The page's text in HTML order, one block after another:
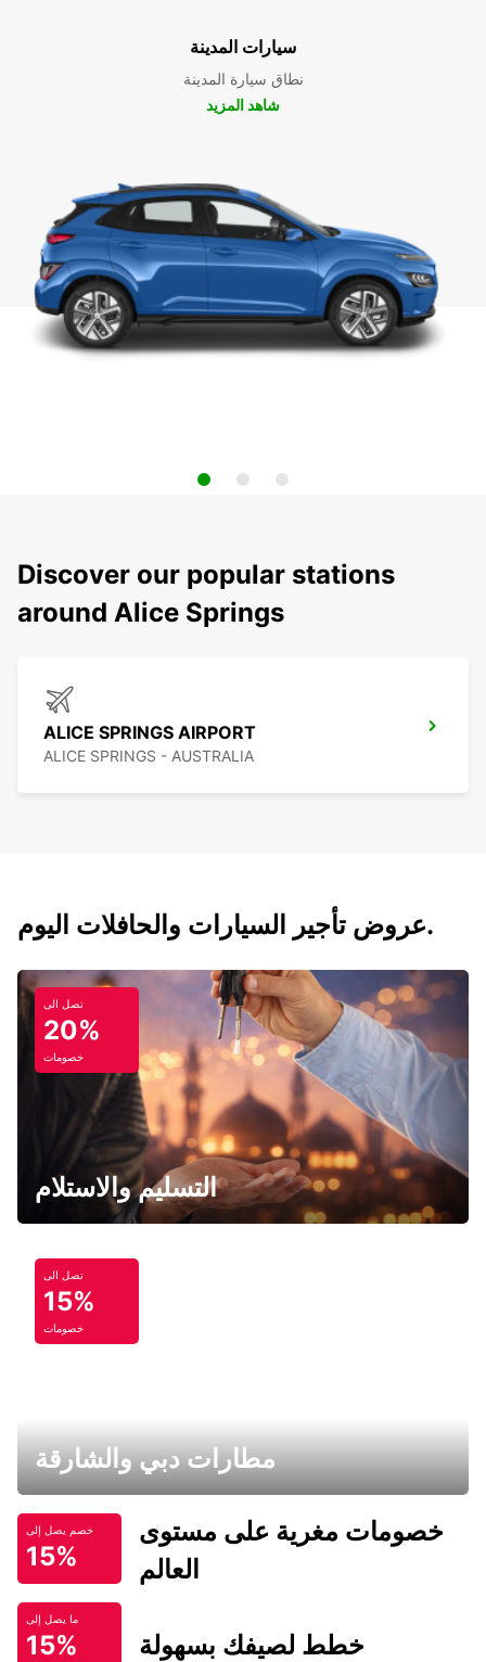
سيارات المدينة
نطاق سيارة المدينة
شاهد المزيد
Discover our popular stations
around Alice Springs
ALICE SPRINGS AIRPORT
ALICE SPRINGS - AUSTRALIA
عروض تأجير السيارات والحافلات اليوم.
تصل الى
20%
خصومات
التسليم والاستلام
تصل الى
15%
خصومات
مطارات دبي والشارقة
خصم يصل إلى
15%
خصومات مغرية على مستوى
العالم
ما يصل إلى
15% خطط لصيفك بسهولة